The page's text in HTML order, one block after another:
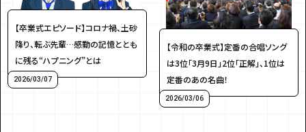
【卒業式エピソード】コロナ禍、土砂
降り、転ぶ先輩…感動の記憶ととも
に残る“ハプニング”とは
2026/03/07
【令和の卒業式】定番の合唱ソング
は3位「3月9日」2位「正解」、1位は
定番のあの名曲！
2026/03/06